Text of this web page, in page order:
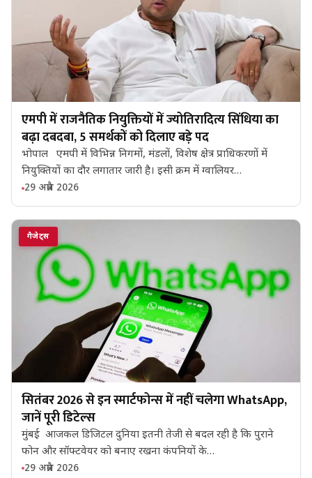
एमपी में राजनैतिक नियुक्तियों में ज्योतिरादित्य सिंधिया का
बढ़ा दबदबा, 5 समर्थकों को दिलाए बड़े पद
भोपाल एमपी में विभिन्न निगमों, मंडलों, विशेष क्षेत्र प्राधिकरणों में
नियुक्तियों का दौर लगातार जारी है। इसी क्रम में ग्वालियर…
29 अप्रैल 2026
गैजेट्स
सितंबर 2026 से इन स्मार्टफोन्स में नहीं चलेगा WhatsApp,
जानें पूरी डिटेल्स
मुंबई आजकल डिजिटल दुनिया इतनी तेजी से बदल रही है कि पुराने
फोन और सॉफ्टवेयर को बनाए रखना कंपनियों के…
29 अप्रैल 2026